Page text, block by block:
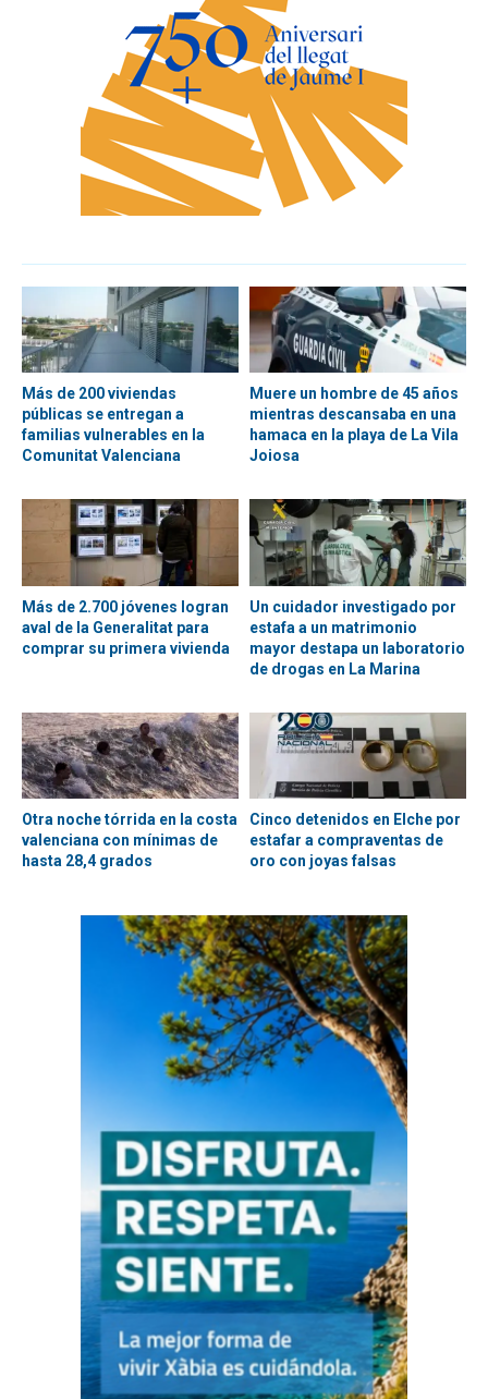
Más de 200 viviendas
públicas se entregan a
familias vulnerables en la
Comunitat Valenciana
Muere un hombre de 45 años
mientras descansaba en una
hamaca en la playa de La Vila
Joiosa
Más de 2.700 jóvenes logran
aval de la Generalitat para
comprar su primera vivienda
Un cuidador investigado por
estafa a un matrimonio
mayor destapa un laboratorio
de drogas en La Marina
Otra noche tórrida en la costa
valenciana con mínimas de
hasta 28,4 grados
Cinco detenidos en Elche por
estafar a compraventas de
oro con joyas falsas